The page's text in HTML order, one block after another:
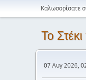
Καλωσορίσατε
Το
07 Αυγ 2026,